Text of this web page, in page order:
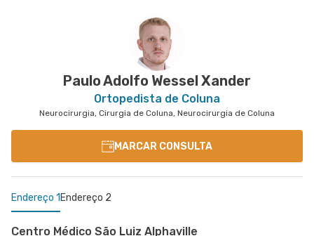
Rua Virginia Crivilari nr. 334 - Centro, Osasco -
Rua Doutor Alceu de Campos Rodrigues nr. 229
Conj. 807 8º Andar - Vila Nova Conceicao, Sao
Hospital e Maternidade São Luiz São Caetano
Rua Walter Figueira nr. S/N 9° Andar - Ceramica,
Paulo Adolfo Wessel Xander
Ortopedista de Coluna
Neurocirurgia, Cirurgia de Coluna, Neurocirurgia de Coluna
MARCAR CONSULTA
Endereço 1 Endereço 2
Centro Médico São Luiz Alphaville